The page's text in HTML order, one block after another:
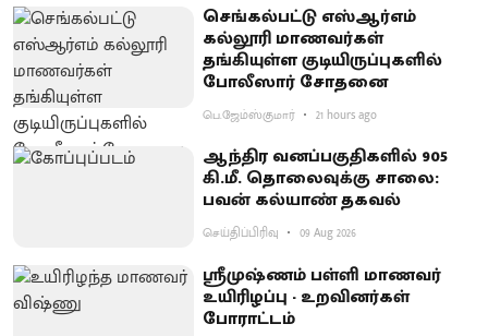
செங்கல்பட்டு எஸ்ஆர்எம்
கல்லூரி மாணவர்கள்
தங்கியுள்ள குடியிருப்புகளில்
போலீஸார் சோதனை
பெ.ஜேம்ஸ்குமார் 21 hours ago
ஆந்திர வனப்பகுதிகளில் 905
கி.மீ. தொலைவுக்கு சாலை:
பவன் கல்யாண் தகவல்
செய்திப்பிரிவு 09 Aug 2026
ஸ்ரீமுஷ்ணம் பள்ளி மாணவர்
உயிரிழப்பு - உறவினர்கள்
போராட்டம்